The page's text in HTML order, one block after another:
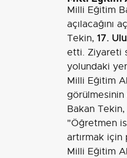
Milli Eğitim
açılacağını
Tekin, 17.
etti. Ziyareti
yolundaki
Milli Eğitim
görülmesinin
Bakan
"Öğretmen
artırmak için
Milli Eğitim